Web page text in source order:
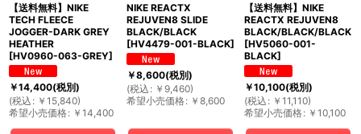
【送料無料】NIKE
TECH FLEECE
JOGGER-DARK GREY
HEATHER
[HV0960-063-GREY]
￥14,400(税別)
(税込 : ￥ 15,840)
希望小売価格: ￥ 14,400
NIKE REACTX
REJUVEN8 SLIDE
BLACK/BLACK
[HV4479-001-BLACK]
￥8,600(税別)
(税込 : ￥ 9,460)
希望小売価格: ￥ 8,600
【送料無料】NIKE
REACTX REJUVEN8
BLACK/BLACK/BLACK
[HV5060-001-
BLACK]
￥10,100(税別)
(税込 : ￥ 11,110)
希望小売価格: ￥ 10,100